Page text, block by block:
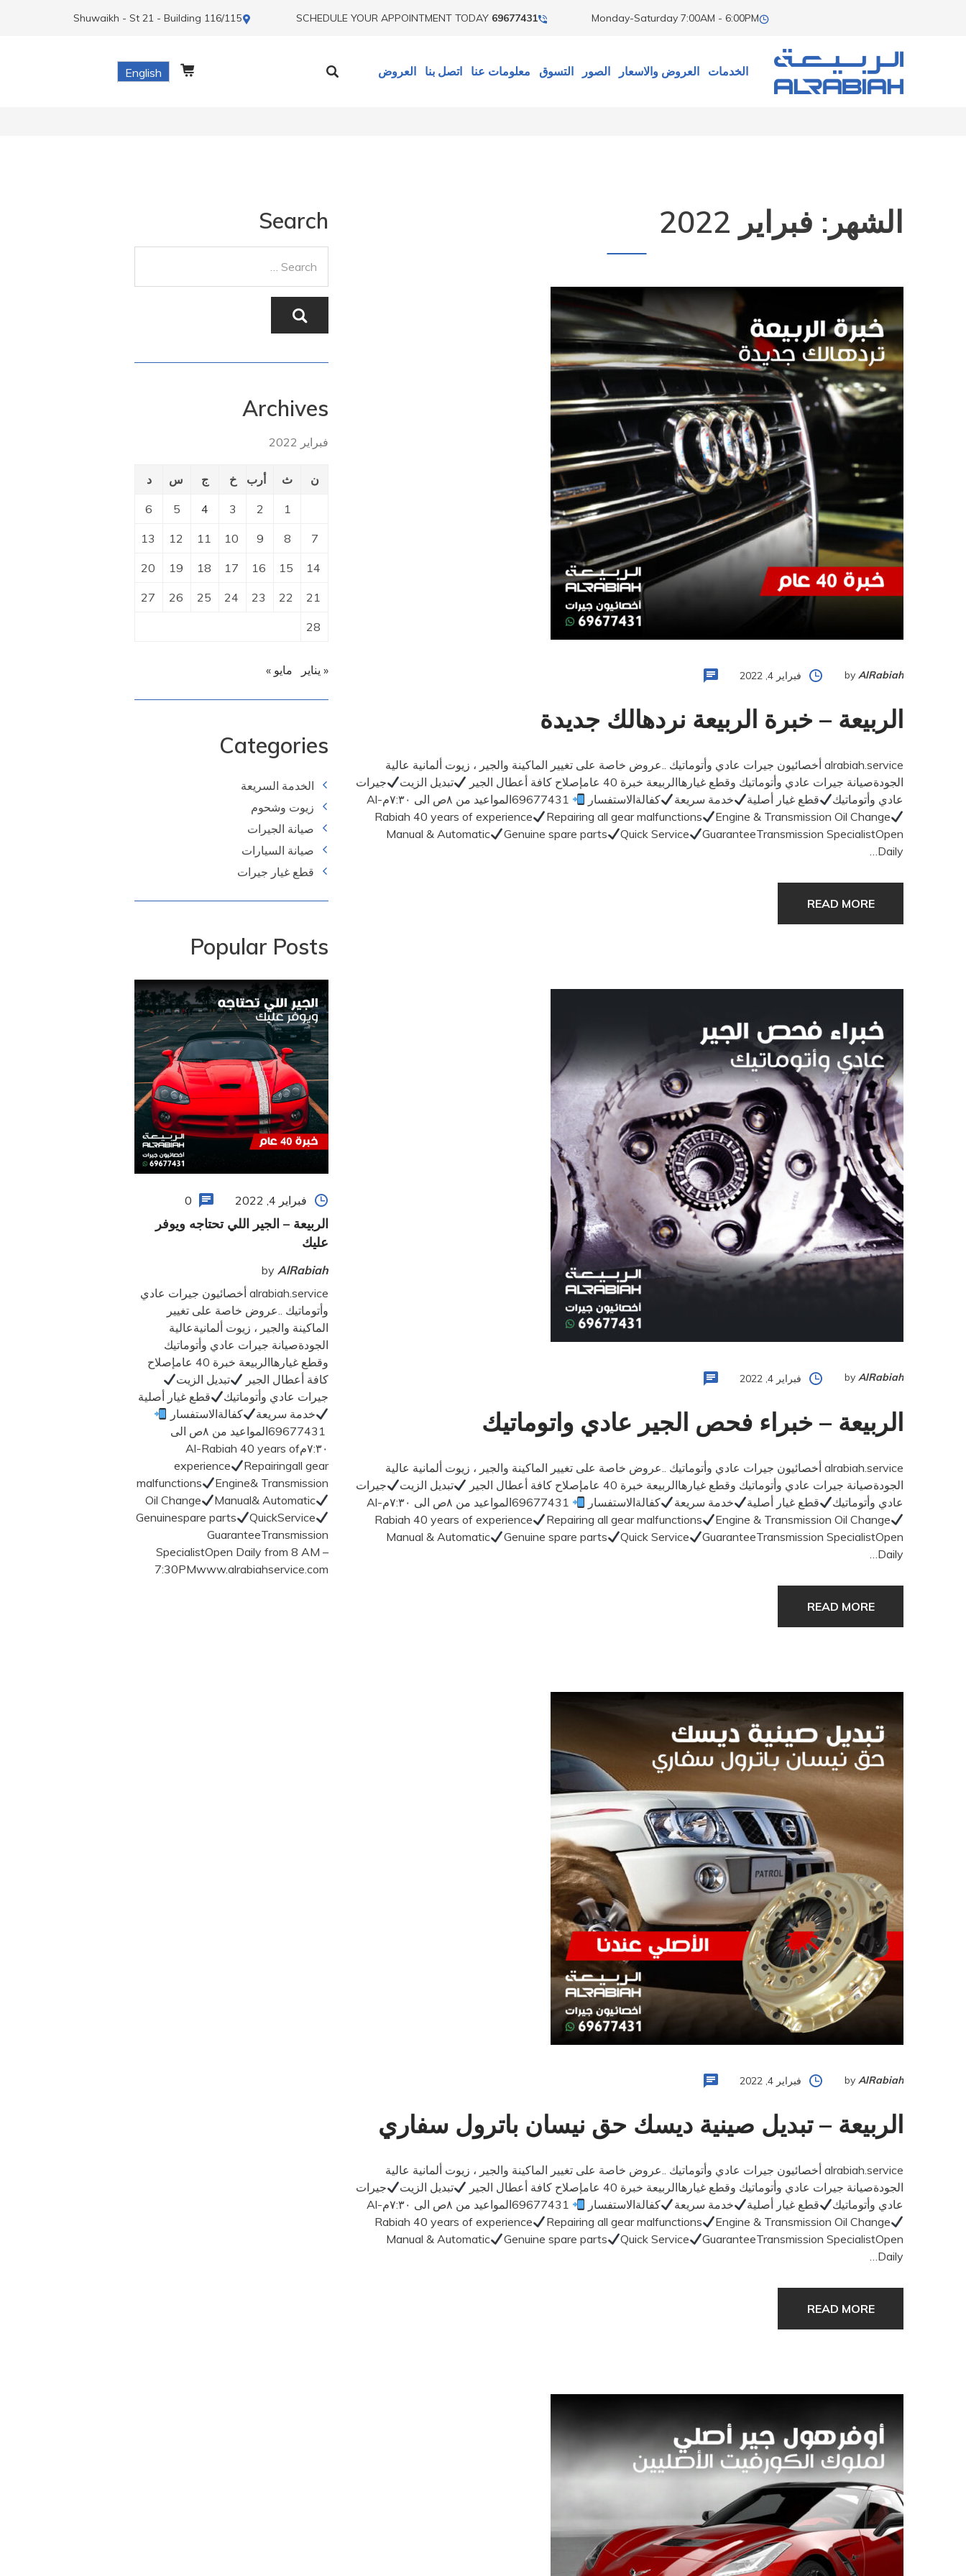
Monday-Saturday 7:00AM - 6:00PM
SCHEDULE YOUR APPOINTMENT TODAY 69677431
Shuwaikh - St 21 - Building 116/115
الخدمات العروض والاسعار الصور التسوق معلومات عنا اتصل بنا العروض English
الشهر: فبراير 2022
by AlRabiah فبراير 4, 2022
الربيعة – خبرة الربيعة نردهالك جديدة
alrabiah.service أخصائيون جيرات عادي وأتوماتيك ..عروض خاصة على تغيير الماكينة والجير ، زيوت ألمانية عالية
الجودةصيانة جيرات عادي وأتوماتيك وقطع غيارهاالربيعة خبرة 40 عامإصلاح كافة أعطال الجير
تبديل الزيت
جيرات
عادي وأتوماتيك
قطع غيار أصلية خدمة سريعة كفالةالاستفسار
69677431المواعيد من ٨ص الى ٧:٣٠مAl-
Rabiah 40 years of experience
Repairing all gear malfunctions
Engine & Transmission Oil Change
Manual & Automatic
Genuine spare parts Quick Service
GuaranteeTransmission SpecialistOpen
Daily…
READ MORE
by AlRabiah فبراير 4, 2022
الربيعة – خبراء فحص الجير عادي واتوماتيك
alrabiah.service أخصائيون جيرات عادي وأتوماتيك ..عروض خاصة على تغيير الماكينة والجير ، زيوت ألمانية عالية
الجودةصيانة جيرات عادي وأتوماتيك وقطع غيارهاالربيعة خبرة 40 عامإصلاح كافة أعطال الجير
تبديل الزيت
جيرات
عادي وأتوماتيك
قطع غيار أصلية خدمة سريعة كفالةالاستفسار
69677431المواعيد من ٨ص الى ٧:٣٠مAl-
Rabiah 40 years of experience
Repairing all gear malfunctions
Engine & Transmission Oil Change
Manual & Automatic
Genuine spare parts Quick Service
GuaranteeTransmission SpecialistOpen
Daily…
READ MORE
by AlRabiah فبراير 4, 2022
الربيعة – تبديل صينية ديسك حق نيسان باترول سفاري
alrabiah.service أخصائيون جيرات عادي وأتوماتيك ..عروض خاصة على تغيير الماكينة والجير ، زيوت ألمانية عالية
الجودةصيانة جيرات عادي وأتوماتيك وقطع غيارهاالربيعة خبرة 40 عامإصلاح كافة أعطال الجير
تبديل الزيت
جيرات
عادي وأتوماتيك
قطع غيار أصلية خدمة سريعة كفالةالاستفسار
69677431المواعيد من ٨ص الى ٧:٣٠مAl-
Rabiah 40 years of experience
Repairing all gear malfunctions
Engine & Transmission Oil Change
Manual & Automatic
Genuine spare parts Quick Service
GuaranteeTransmission SpecialistOpen
Daily…
READ MORE
Search
Archives
فبراير 2022
ن ث أرب خ ج س د
1
2
3
4
5
6
7
8
9
10
11
12
13
14
15
16
17
18
19
20
21
22
23
24
25
26
27
28
« يناير مايو »
Categories
الخدمة السريعة
زيوت وشحوم
صيانة الجيرات
صيانة السيارات
قطع غيار جيرات
Popular Posts
فبراير 4, 2022 0
الربيعة – الجير اللي تحتاجه ويوفر
عليك
by AlRabiah
alrabiah.service أخصائيون جيرات عادي
وأتوماتيك ..عروض خاصة على تغيير
الماكينة والجير ، زيوت ألمانيةعالية
الجودةصيانة جيرات عادي وأتوماتيك
وقطع غيارهاالربيعة خبرة 40 عامإصلاح
كافة أعطال الجير
تبديل الزيت
جيرات عادي وأتوماتيك
قطع غيار أصلية
خدمة سريعة
كفالةالاستفسار
69677431المواعيد من ٨ص الى
٧:٣٠مAl-Rabiah 40 years of
experience
Repairingall gear
malfunctions
Engine& Transmission
Oil Change
Manual& Automatic
Genuinespare parts
QuickService
GuaranteeTransmission
SpecialistOpen Daily from 8 AM –
7:30PMwww.alrabiahservice.com